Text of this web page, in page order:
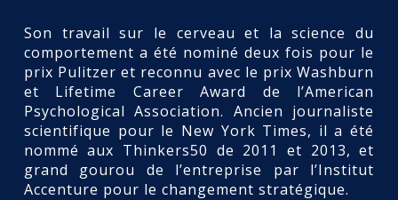
Son travail sur le cerveau et la science du
comportement a été nominé deux fois pour le
prix Pulitzer et reconnu avec le prix Washburn
et Lifetime Career Award de l’American
Psychological Association. Ancien journaliste
scientifique pour le New York Times, il a été
nommé aux Thinkers50 de 2011 et 2013, et
grand gourou de l’entreprise par l’Institut
Accenture pour le changement stratégique.